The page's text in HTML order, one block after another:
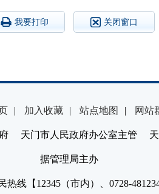
我要打印 关闭窗口
| 加入收藏 | 站点地图 | 网站
府 天门市人民政府办公室主管 天
据管理局主办
热线【12345（市内）、0728-